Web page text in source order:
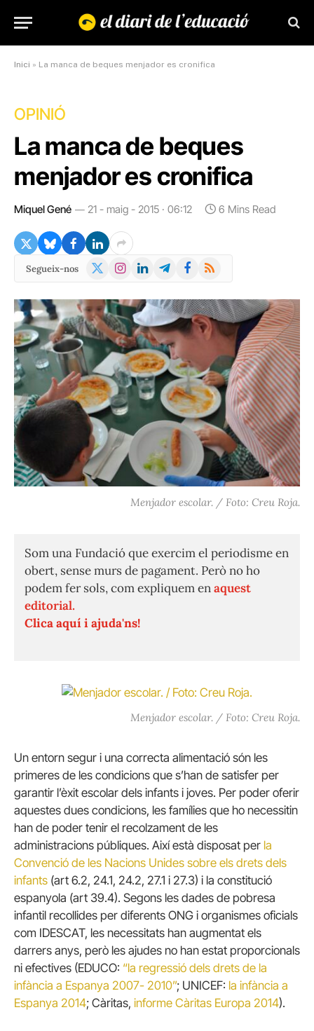
Inici » La manca de beques menjador es cronifica
OPINIÓ
La manca de beques
menjador es cronifica
Miquel Gené 21 - maig - 2015 · 06:12 6 Mins Read
Segueix-nos
X
Instagram
LinkedInTelegramFacebook
RSS
Menjador escolar. / Foto: Creu Roja.
Som una Fundació que exercim el periodisme en
obert, sense murs de pagament. Però no ho
podem fer sols, com expliquem enaquest
editorial.
Clica aquí i ajuda'ns!
Menjador escolar. / Foto: Creu Roja.
Un entorn segur i una correcta alimentació són les
primeres de les condicions que s’han de satisfer per
garantir l’èxit escolar dels infants i joves. Per poder oferir
aquestes dues condicions, les famílies que ho necessitin
han de poder tenir el recolzament de les
administracions públiques. Així està disposat per la
Convenció de les Nacions Unides sobre els drets dels
infants (art 6.2, 24.1, 24.2, 27.1 i 27.3) i la constitució
espanyola (art 39.4). Segons les dades de pobresa
infantil recollides per diferents ONG i organismes oficials
com IDESCAT, les necessitats han augmentat els
darrers anys, però les ajudes no han estat proporcionals
ni efectives (EDUCO: “la regressió dels drets de la
infància a Espanya 2007- 2010”; UNICEF: la infància a
Espanya 2014; Càritas, informe Càritas Europa 2014).